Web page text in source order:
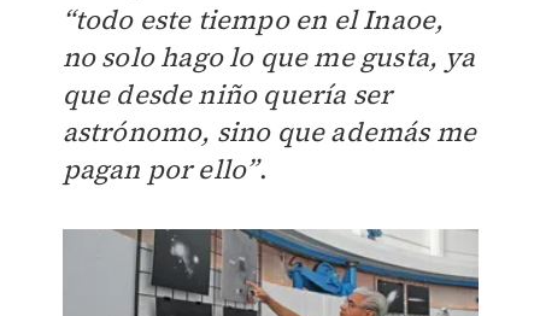
“todo este tiempo en el Inaoe,
no solo hago lo que me gusta, ya
que desde niño quería ser
astrónomo, sino que además me
pagan por ello”.